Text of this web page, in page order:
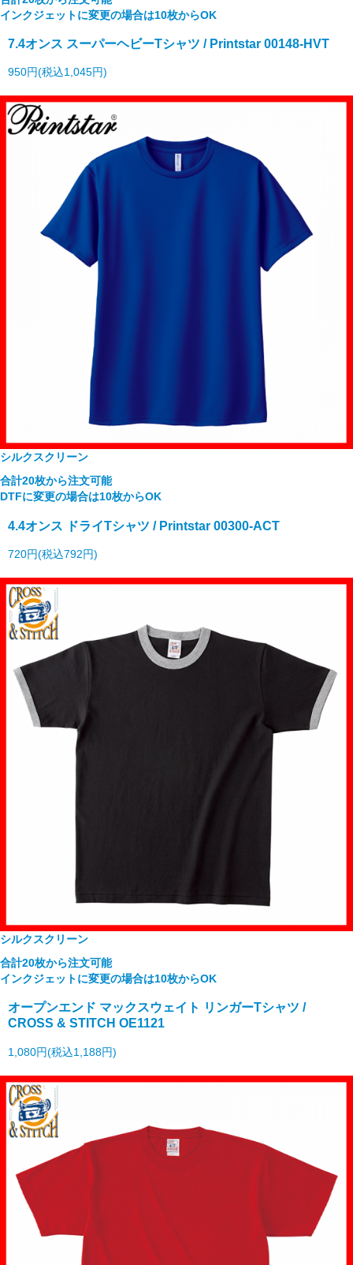
インクジェットに変更の場合は10枚からOK
7.4オンス スーパーヘビーTシャツ / Printstar 00148-HVT
950円(税込1,045円)
シルクスクリーン
合計20枚から注文可能
DTFに変更の場合は10枚からOK
4.4オンス ドライTシャツ / Printstar 00300-ACT
720円(税込792円)
シルクスクリーン
合計20枚から注文可能
インクジェットに変更の場合は10枚からOK
オープンエンド マックスウェイト リンガーTシャツ /
CROSS & STITCH OE1121
1,080円(税込1,188円)